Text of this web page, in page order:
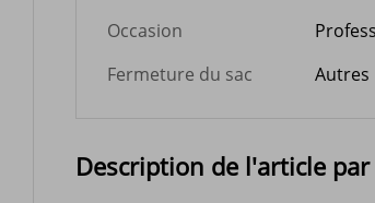
Occasion
Fermeture du sac
Autres
Description de l'article